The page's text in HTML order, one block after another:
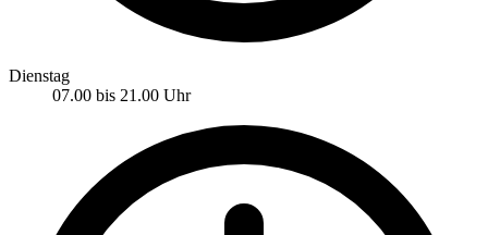
Dienstag
07.00 bis 21.00 Uhr